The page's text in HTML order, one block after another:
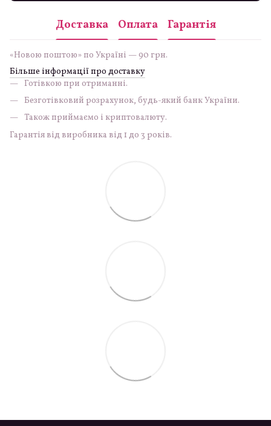
Доставка Оплата Гарантія
«Новою поштою» по Україні — 90 грн.
Більше інформації про доставку
Готівкою при отриманні.
Безготівковий розрахунок, будь-який банк України.
Також приймаємо і криптовалюту.
Гарантія від виробника від 1 до 3 років.